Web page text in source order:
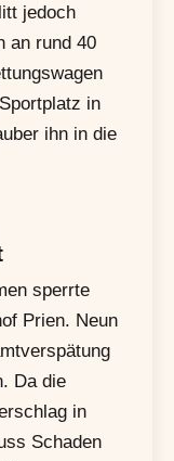
jedoch
an rund 40
in
ihn in die
sperrte
Prien. Neun
Da die
in
Schaden